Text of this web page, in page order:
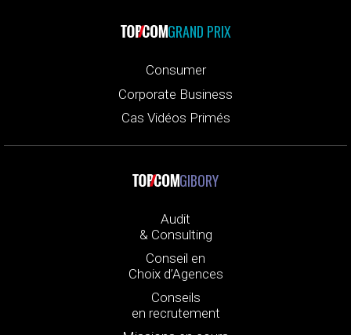
GRAND PRIX
Consumer
Corporate Business
Cas Vidéos Primés
GIBORY
Audit
& Consulting
Conseil en
Choix d’Agences
Conseils
en recrutement